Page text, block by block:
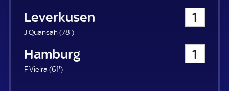
Bayer 04 Leverkusen 1
J Quansah (78'7
.
m
)
Hamburger SV 1
F Vieira (61'6
)